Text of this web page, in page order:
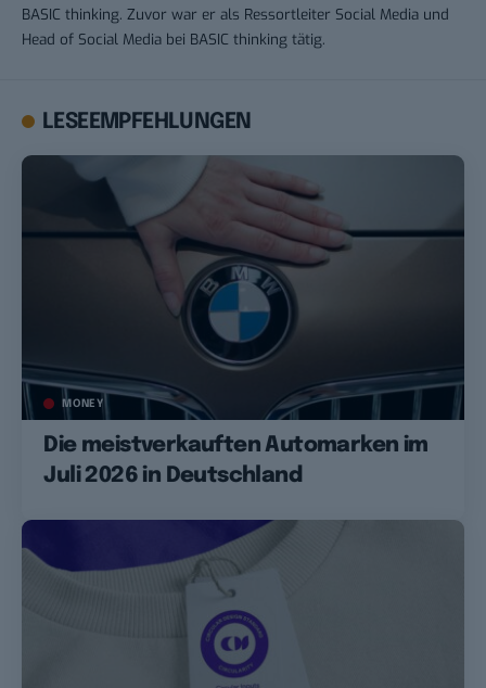
BASIC thinking. Zuvor war er als Ressortleiter Social Media und
Head of Social Media bei BASIC thinking tätig.
LESEEMPFEHLUNGEN
MONEY
Die meistverkauften Automarken im
Juli 2026 in Deutschland